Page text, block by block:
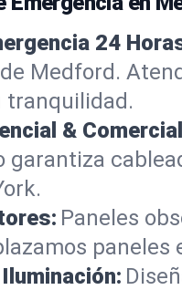
24
Medford.
tranquilidad.
&
garantiza
Paneles